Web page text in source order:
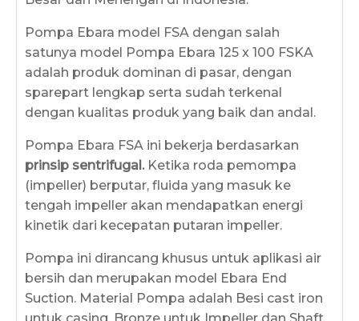
Pompa Ebara model FSA dengan salah
satunya model Pompa Ebara 125 x 100 FSKA
adalah produk dominan di pasar, dengan
sparepart lengkap serta sudah terkenal
dengan kualitas produk yang baik dan andal.
Pompa Ebara FSA ini bekerja berdasarkan
prinsip sentrifugal.Ketika roda pemompa
(impeller) berputar, fluida yang masuk ke
tengah impeller akan mendapatkan energi
kinetik dari kecepatan putaran impeller.
Pompa ini dirancang khusus untuk aplikasi air
bersih dan merupakan model Ebara End
Suction. Material Pompa adalah Besi cast iron